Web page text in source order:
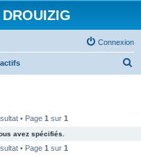
Connexion
• Page 1 sur 1
avez spécifiés.
• Page 1 sur 1